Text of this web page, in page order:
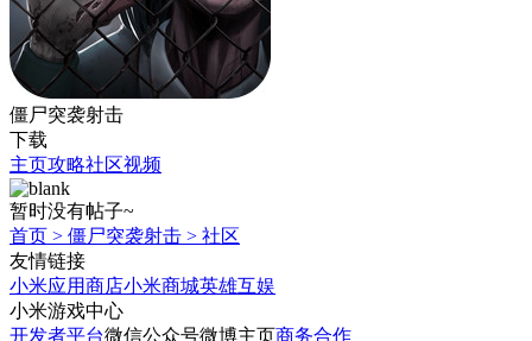
僵尸突袭射击
下载
主页攻略社区视频
暂时没有帖子~
首页 > 僵尸突袭射击 > 社区
友情链接
小米应用商店小米商城英雄互娱
小米游戏中心
开发者平台微信公众号微博主页商务合作